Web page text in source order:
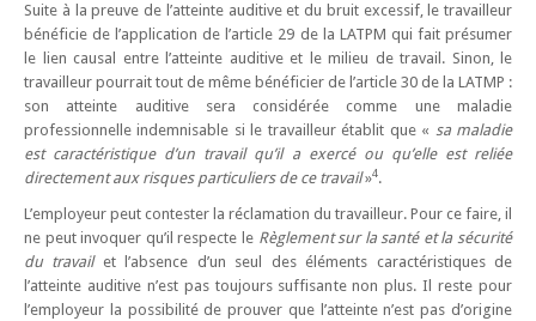
Suite à la preuve de l’atteinte auditive et du bruit excessif, le travailleur
bénéficie de l’application de l’article 29 de la LATPM qui fait présumer
le lien causal entre l’atteinte auditive et le milieu de travail. Sinon, le
travailleur pourrait tout de même bénéficier de l’article 30 de la LATMP :
son atteinte auditive sera considérée comme une maladie
professionnelle indemnisable si le travailleur établit que « sa maladie
est caractéristique d’un travail qu’il a exercé ou qu’elle est reliée
directement aux risques particuliers de ce travail»4.
L’employeur peut contester la réclamation du travailleur. Pour ce faire, il
ne peut invoquer qu’il respecte le Règlement sur la santé et la sécurité
du travailet l’absence d’un seul des éléments caractéristiques de
l’atteinte auditive n’est pas toujours suffisante non plus. Il reste pour
l’employeur la possibilité de prouver que l’atteinte n’est pas d’origine